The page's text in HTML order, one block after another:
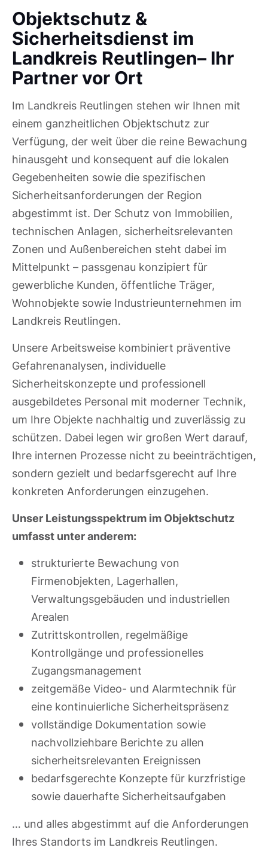
Objektschutz &
Sicherheitsdienst im
Landkreis Reutlingen– Ihr
Partner vor Ort
Im Landkreis Reutlingen stehen wir Ihnen mit
einem ganzheitlichen Objektschutz zur
Verfügung, der weit über die reine Bewachung
hinausgeht und konsequent auf die lokalen
Gegebenheiten sowie die spezifischen
Sicherheitsanforderungen der Region
abgestimmt ist. Der Schutz von Immobilien,
technischen Anlagen, sicherheitsrelevanten
Zonen und Außenbereichen steht dabei im
Mittelpunkt – passgenau konzipiert für
gewerbliche Kunden, öffentliche Träger,
Wohnobjekte sowie Industrieunternehmen im
Landkreis Reutlingen.
Unsere Arbeitsweise kombiniert präventive
Gefahrenanalysen, individuelle
Sicherheitskonzepte und professionell
ausgebildetes Personal mit moderner Technik,
um Ihre Objekte nachhaltig und zuverlässig zu
schützen. Dabei legen wir großen Wert darauf,
Ihre internen Prozesse nicht zu beeinträchtigen,
sondern gezielt und bedarfsgerecht auf Ihre
konkreten Anforderungen einzugehen.
Unser Leistungsspektrum im Objektschutz
umfasst unter anderem:
strukturierte Bewachung von
Firmenobjekten, Lagerhallen,
Verwaltungsgebäuden und industriellen
Arealen
Zutrittskontrollen, regelmäßige
Kontrollgänge und professionelles
Zugangsmanagement
zeitgemäße Video- und Alarmtechnik für
eine kontinuierliche Sicherheitspräsenz
vollständige Dokumentation sowie
nachvollziehbare Berichte zu allen
sicherheitsrelevanten Ereignissen
bedarfsgerechte Konzepte für kurzfristige
sowie dauerhafte Sicherheitsaufgaben
… und alles abgestimmt auf die Anforderungen
Ihres Standorts im Landkreis Reutlingen.